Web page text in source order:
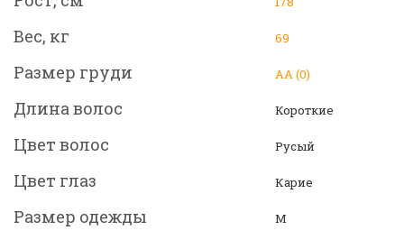
Вес, кг 69
Размер груди АА (0)
Длина волос Короткие
Цвет волос Русый
Цвет глаз Карие
Размер одежды М